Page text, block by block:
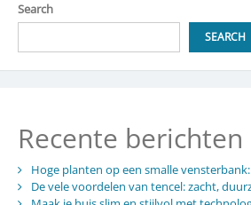
Search
SEARCH
Recente berichten
Hoge planten op een smalle
De vele voordelen van tencel: zacht,